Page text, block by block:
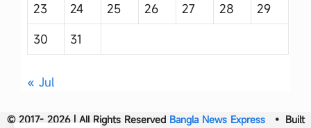
23
24 25 26 27 28
29
30
31
« Jul
© 2017- 2026 | All Rights Reserved Bangla News Express• Built